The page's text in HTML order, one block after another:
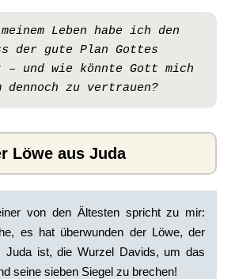
Leben habe ich den
der gute Plan Gottes
und wie könnte Gott mich
zu vertrauen?
Löwe aus Juda
von den Ältesten spricht zu mir:
es hat überwunden der Löwe, der
Juda ist, die Wurzel Davids, um das
seine sieben Siegel zu brechen!